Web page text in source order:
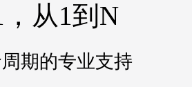
从1到N
期的专业支持